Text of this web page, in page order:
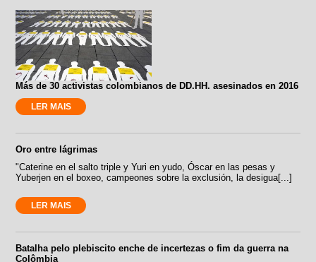
Más de 30 activistas colombianos de DD.HH. asesinados en 2016
LER MAIS
Oro entre lágrimas
"Caterine en el salto triple y Yuri en yudo, Óscar en las pesas y
Yuberjen en el boxeo, campeones sobre la exclusión, la desigua[...]
LER MAIS
Batalha pelo plebiscito enche de incertezas o fim da guerra na
Colômbia